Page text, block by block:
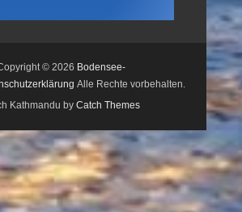
© 2026 Bodensee-
Alle Rechte vorbehalten.
Kathmandu by Catch Themes